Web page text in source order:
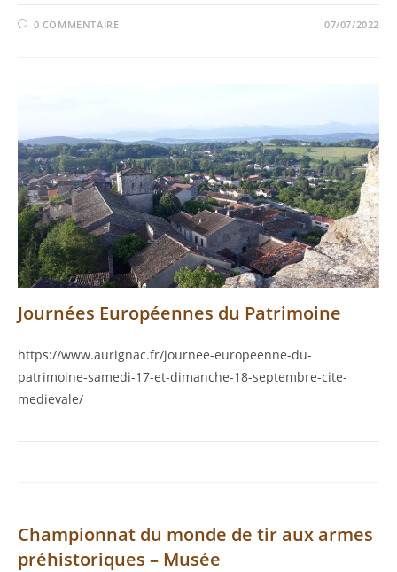
0 COMMENTAIRE 07/07/2022
Journées Européennes du Patrimoine
https://www.aurignac.fr/journee-europeenne-du-
patrimoine-samedi-17-et-dimanche-18-septembre-cite-
medievale/
Championnat du monde de tir aux armes
préhistoriques – Musée